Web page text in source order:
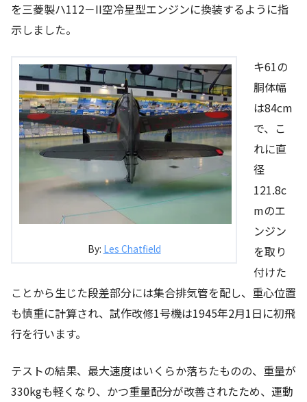
を三菱製ハ112－II空冷星型エンジンに換装するように指
示しました。
By: Les Chatfield
キ61の
胴体幅
は84cm
で、こ
れに直
径
121.8c
mのエ
ンジン
を取り
付けた
ことから生じた段差部分には集合排気管を配し、重心位置
も慎重に計算され、試作改修1号機は1945年2月1日に初飛
行を行います。
テストの結果、最大速度はいくらか落ちたものの、重量が
330kgも軽くなり、かつ重量配分が改善されたため、運動